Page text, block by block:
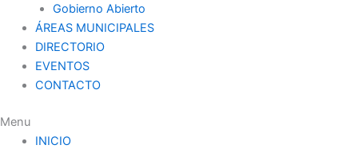
Gobierno Abierto
ÁREAS MUNICIPALES
DIRECTORIO
EVENTOS
CONTACTO
Menu
INICIO